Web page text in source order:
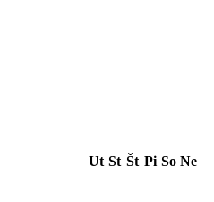
Ut St Št Pi So Ne